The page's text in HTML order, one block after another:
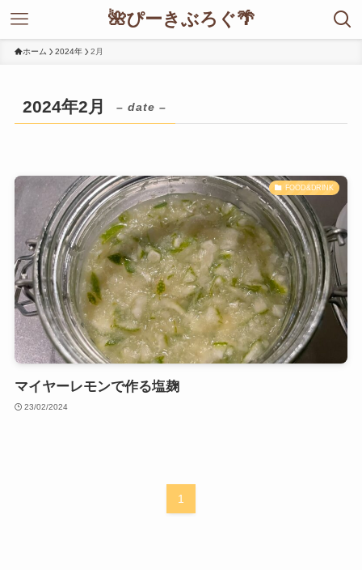
🌺ぴーきぶろぐ🌴
ホーム 2024年 2月
2024年2月 – date –
FOOD&DRINK
マイヤーレモンで作る塩麹
23/02/2024
1